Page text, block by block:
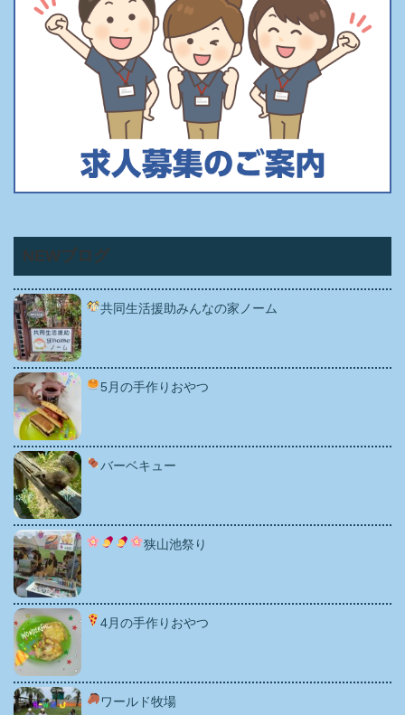
NEWブログ
共同生活援助みんなの家ノーム
5月の手作りおやつ
バーベキュー
狭山池祭り
4月の手作りおやつ
ワールド牧場